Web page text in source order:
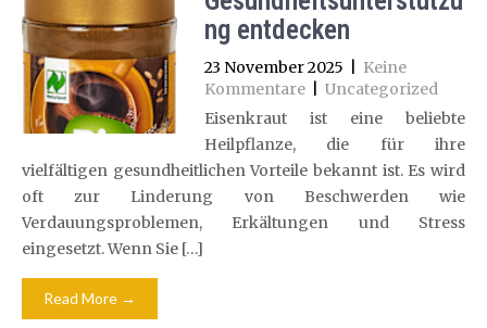
ng entdecken
23 November 2025
Keine
Kommentare
Uncategorized
Eisenkraut ist eine beliebte
Heilpflanze, die für ihre
vielfältigen gesundheitlichen Vorteile bekannt ist. Es wird
oft zur Linderung von Beschwerden wie
Verdauungsproblemen, Erkältungen und Stress
eingesetzt. Wenn Sie […]
Read More →